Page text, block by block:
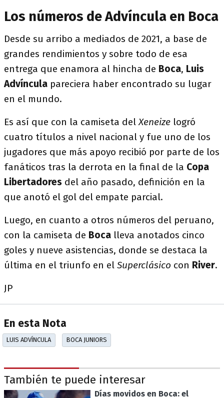
Los números de Advíncula en Boca
Desde su arribo a mediados de 2021, a base de
grandes rendimientos y sobre todo de esa
entrega que enamora al hincha de Boca, Luis
Advíncula pareciera haber encontrado su lugar
en el mundo.
Es así que con la camiseta delXeneize logró
cuatro títulos a nivel nacional y fue uno de los
jugadores que más apoyo recibió por parte de los
fanáticos tras la derrota en la final de la Copa
Libertadores del año pasado, definición en la
que anotó el gol del empate parcial.
Luego, en cuanto a otros números del peruano,
con la camiseta de Boca lleva anotados cinco
goles y nueve asistencias, donde se destaca la
última en el triunfo en el Superclásico con River.
JP
En esta Nota
LUIS ADVÍNCULA BOCA JUNIORS
También te puede interesar
Días movidos en Boca: el